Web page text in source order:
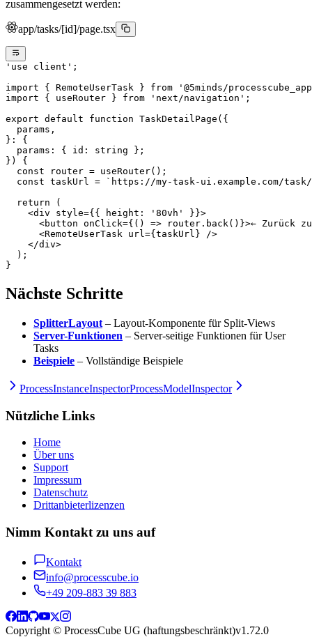
zusammengesetzt werden:
app/tasks/[id]/page.tsx
'use client' ;
import { RemoteUserTask } from '@5minds/
import { useRouter } from 'next/navigation' ;
export default function TaskDetailPage ({
  params
,
} :
{
  params
: { id : string };
}) {
  const
router = useRouter();
  const
taskUrl = `https://my-task-ui.example.com/
  return
(
    <
div style={{ height: '80vh'
}}>
      <
button onClick={() => router. back()}>← Zurück
      <
RemoteUserTask url={taskUrl} />
    </
div>
  );
}
Nächste Schritte
SplitterLayout – Layout-Komponente für Split-Views
Server-Funktionen – Server-seitige Funktionen für User
Tasks
Beispiele – Vollständige Beispiele
ProcessInstanceInspectorProcessModelInspector
Nützliche Links
Home
Über uns
Support
Impressum
Datenschutz
Drittanbieterlizenzen
Nimm Kontakt zu uns auf
Kontakt
info@processcube.io
+49 209-883 39 883
Copyright © ProcessCube UG (haftungsbeschränkt)v1.72.0